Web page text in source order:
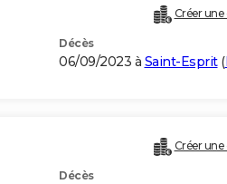
Créer
Décès
06/09/2023 à Saint-Esprit(
Créer
Décès